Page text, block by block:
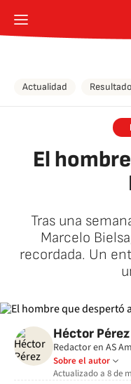
Actualidad
El
Tras una
Marcelo
recordada. Un
Héctor Pérez
Redactor en AS
Sobre el autor
Actualizado a 8 de